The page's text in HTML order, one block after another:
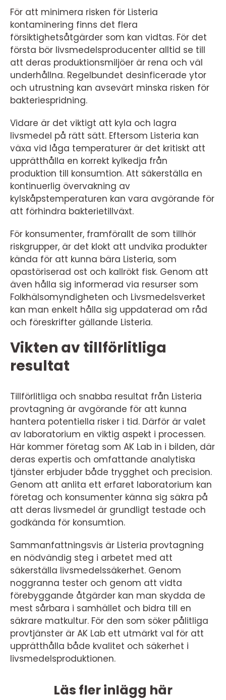
För att minimera risken för Listeria
kontaminering finns det flera
försiktighetsåtgärder som kan vidtas. För det
första bör livsmedelsproducenter alltid se till
att deras produktionsmiljöer är rena och väl
underhållna. Regelbundet desinficerade ytor
och utrustning kan avsevärt minska risken för
bakteriespridning.
Vidare är det viktigt att kyla och lagra
livsmedel på rätt sätt. Eftersom Listeria kan
växa vid låga temperaturer är det kritiskt att
upprätthålla en korrekt kylkedja från
produktion till konsumtion. Att säkerställa en
kontinuerlig övervakning av
kylskåpstemperaturen kan vara avgörande för
att förhindra bakterietillväxt.
För konsumenter, framförallt de som tillhör
riskgrupper, är det klokt att undvika produkter
kända för att kunna bära Listeria, som
opastöriserad ost och kallrökt fisk. Genom att
även hålla sig informerad via resurser som
Folkhälsomyndigheten och Livsmedelsverket
kan man enkelt hålla sig uppdaterad om råd
och föreskrifter gällande Listeria.
Vikten av tillförlitliga
resultat
Tillförlitliga och snabba resultat från Listeria
provtagning är avgörande för att kunna
hantera potentiella risker i tid. Därför är valet
av laboratorium en viktig aspekt i processen.
Här kommer företag som AK Lab in i bilden, där
deras expertis och omfattande analytiska
tjänster erbjuder både trygghet och precision.
Genom att anlita ett erfaret laboratorium kan
företag och konsumenter känna sig säkra på
att deras livsmedel är grundligt testade och
godkända för konsumtion.
Sammanfattningsvis är Listeria provtagning
en nödvändig steg i arbetet med att
säkerställa livsmedelssäkerhet. Genom
noggranna tester och genom att vidta
förebyggande åtgärder kan man skydda de
mest sårbara i samhället och bidra till en
säkrare matkultur. För den som söker pålitliga
provtjänster är AK Lab ett utmärkt val för att
upprätthålla både kvalitet och säkerhet i
livsmedelsproduktionen.
Läs fler inlägg här